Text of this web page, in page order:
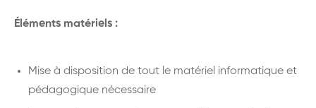
Éléments matériels :
Mise à disposition de tout le matériel informatique et
pédagogique nécessaire